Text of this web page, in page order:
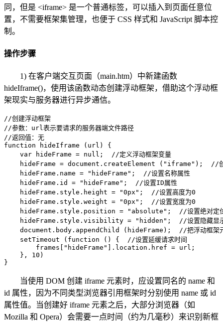
同，但是 <iframe> 是一个普通标签，可以插入到页面任意位
置，不需要框架集管理，也便于 CSS 样式和 JavaScript 脚本控
制。
操作步骤
1) 在客户端交互页面（main.htm）中新建函数
hideIframe()，使用该函数动态创建浮动框架，借助这个浮动框
架现实与服务器进行异步通信。
//创建浮动框架
//参数：url表示要请求的服务器端文件路径
//返回值：无
function hideIframe (url) {
    var hideFrame = null;  //定义浮动框架变量
hideFrame = document.createElement ("iframe");  //
    hideFrame.name = "hideFrame";  //设置名称属性
    hideFrame.id = "hideFrame";  //设置ID属性
    hideFrame.style.height = "0px";  //设置高度为0
    hideFrame.style.weight = "0px";  //设置宽度为0
hideFrame.style.position = "absolute";  //设置绝对定位
hideFrame.style.visibility = "hidden";  //设置隐藏显
document.body.appendChild (hideFrame);  //把浮动框架
    setTimeout (function () {  //设置延缓请求时间
        frames["hideFrame"].location.href = url;
    }, 10)
}
当使用 DOM 创建 iframe 元素时，应设置同名的 name 和
id 属性，因为不同类型浏览器引用框架时分别使用 name 或 id
属性值。当创建好 iframe 元素之后，大部分浏览器（如
Mozilla 和 Opera）会需要一点时间（约为几毫秒）来识别新框